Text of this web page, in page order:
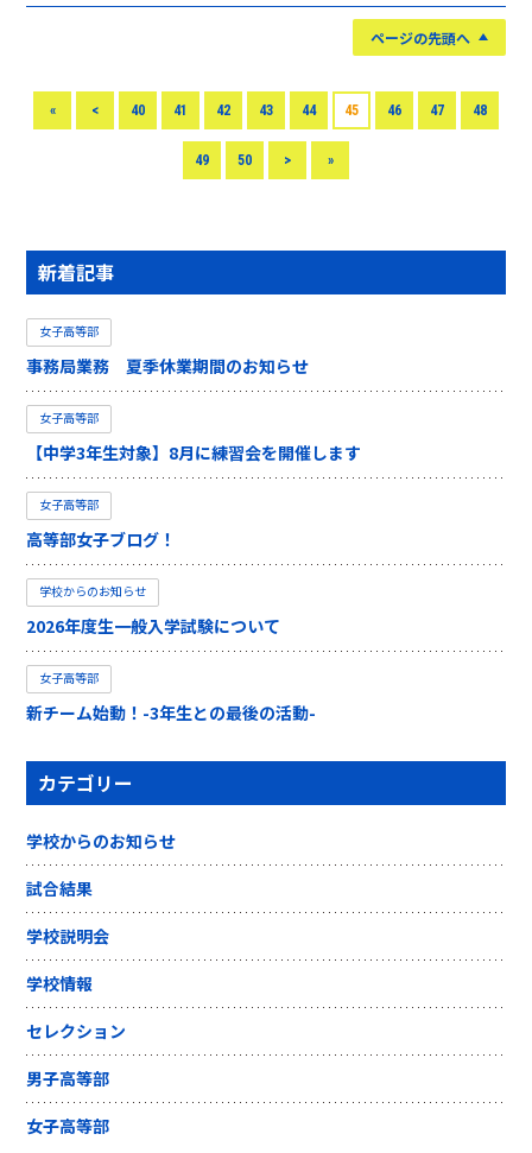
ページの先頭へ
« < 40 41 42 43 44 45 46 47 48
49 50 > »
新着記事
女子高等部
事務局業務 夏季休業期間のお知らせ
女子高等部
【中学3年生対象】8月に練習会を開催します
女子高等部
高等部女子ブログ！
学校からのお知らせ
2026年度生一般入学試験について
女子高等部
新チーム始動！-3年生との最後の活動-
カテゴリー
学校からのお知らせ
試合結果
学校説明会
学校情報
セレクション
男子高等部
女子高等部